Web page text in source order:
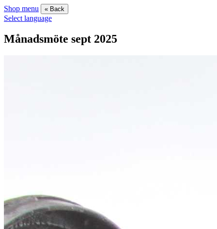
Shop menu « Back
Select language
Månadsmöte sept 2025